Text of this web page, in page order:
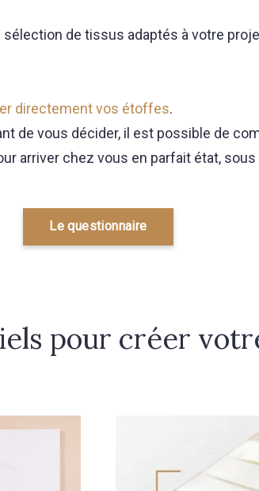
sélection de tissus adaptés à votre
directement vos étoffes.
de vous décider, il est possible de
arriver chez vous en parfait état, sous
Le questionnaire
pour créer